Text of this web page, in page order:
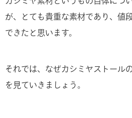
が、とても貴重な素材であり、値
できたと思います。
それでは、なぜカシミヤストール
を見ていきましょう。